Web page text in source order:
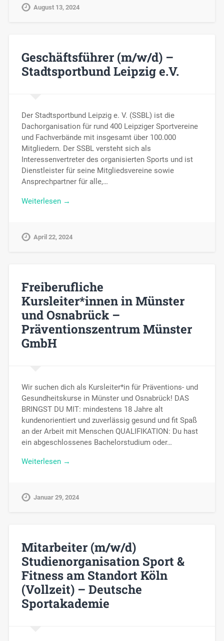
August 13, 2024
Geschäftsführer (m/w/d) –
Stadtsportbund Leipzig e.V.
Der Stadtsportbund Leipzig e. V. (SSBL) ist die
Dachorganisation für rund 400 Leipziger Sportvereine
und Fachverbände mit insgesamt über 100.000
Mitgliedern. Der SSBL versteht sich als
Interessenvertreter des organisierten Sports und ist
Dienstleister für seine Mitgliedsvereine sowie
Ansprechpartner für alle,…
Weiterlesen →
April 22, 2024
Freiberufliche
Kursleiter*innen in Münster
und Osnabrück –
Präventionszentrum Münster
GmbH
Wir suchen dich als Kursleiter*in für Präventions- und
Gesundheitskurse in Münster und Osnabrück! DAS
BRINGST DU MIT: mindestens 18 Jahre alt
kundenorientiert und zuverlässig gesund und fit Spaß
an der Arbeit mit Menschen QUALIFIKATION: Du hast
ein abgeschlossenes Bachelorstudium oder…
Weiterlesen →
Januar 29, 2024
Mitarbeiter (m/w/d)
Studienorganisation Sport &
Fitness am Standort Köln
(Vollzeit) – Deutsche
Sportakademie